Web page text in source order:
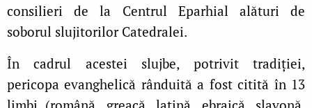
consilieri de la Centrul Eparhial alături de
soborul slujitorilor Catedralei.
În cadrul acestei slujbe, potrivit tradiţiei,
pericopa evanghelică rânduită a fost citită în 13